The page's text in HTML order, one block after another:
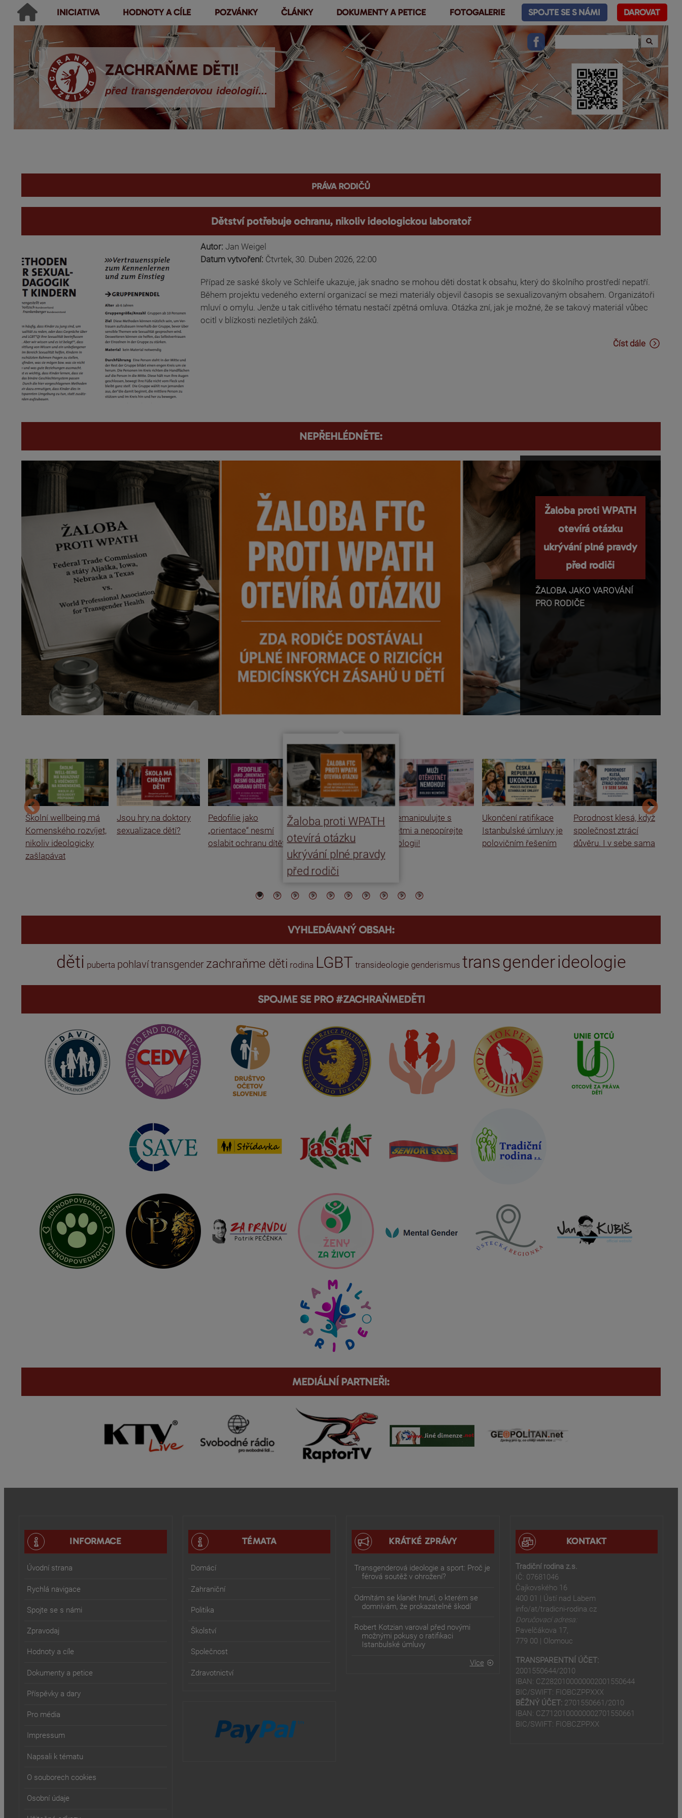
Přejít k
hlavnímu
obsahu
ZACHRAŇME DĚTI!
před transgenderovou ideologií...
Ikonky sociálních sítí
Vyhledávání
Hledat
Main menu
INICIATIVA HODNOTY A CÍLE POZVÁNKY ČLÁNKY DOKUMENTY A PETICE FOTOGALERIE SPOJTE SE S NÁMI DAROVAT
práva rodičů
Dětství potřebuje ochranu, nikoliv ideologickou laboratoř
Autor: Jan Weigel
Datum vytvoření: Čtvrtek, 30. Duben 2026, 22:00
Případ ze saské školy ve Schleife ukazuje, jak snadno se mohou děti dostat k obsahu, který do školního prostředí nepatří.
Během projektu vedeného externí organizací se mezi materiály objevil časopis se sexualizovaným obsahem. Organizátoři
mluví o omylu. Jenže u tak citlivého tématu nestačí zpětná omluva. Otázka zní, jak je možné, že se takový materiál vůbec
ocitl v blízkosti nezletilých žáků.
Číst dále
NEPŘEHLÉDNĚTE:
Žaloba proti WPATH
otevírá otázku
ukrývání plné pravdy
před rodiči
ŽALOBA JAKO VAROVÁNÍ
PRO RODIČE
Nemanipulujte s
dětmi a nepopírejte
biologii!
Příběhy o těhotenství,
transgender identitě,
otevřeném vztahu a
školních diskusí a rozhovorů
mezi dětmi
Školní wellbeing má
Komenského rozvíjet,
nikoliv ideologicky
zašlapávat
Jsou hry na doktory
sexualizace dětí?
Pedofilie jako
„orientace“ nesmí
oslabit ochranu dítěte
Žaloba proti WPATH
otevírá otázku
ukrývání plné pravdy
před rodiči
Nemanipulujte s
dětmi a nepopírejte
biologii!
Ukončení ratifikace
Istanbulské úmluvy je
polovičním řešením
Porodnost klesá, když
společnost ztrácí
důvěru. I v sebe sama
VYHLEDÁVANÝ OBSAH:
děti puberta pohlavítransgender zachraňme děti rodina LGBT transideologie genderismus transgenderideologie
SPOJME SE PRO #ZACHRAŇMEDĚTI
MEDIÁLNÍ PARTNEŘI:
INFORMACE
Úvodní strana
Rychlá navigace
Spojte se s námi
Zpravodaj
Hodnoty a cíle
Dokumenty a petice
Příspěvky a dary
Pro média
Impressum
Napsali k tématu
O souborech cookies
Osobní údaje
TÉMATA
Domácí
Zahraniční
Politika
Školství
Společnost
Zdravotnictví
KRÁTKÉ ZPRÁVY
Transgenderová ideologie a sport: Proč je
férová soutěž v ohrožení?
Odmítám se klanět hnutí, o kterém se
domnívám, že prokazatelně škodí
Robert Kotzian varoval před novými
možnými pokusy o ratifikaci
Istanbulské úmluvy
Více
KONTAKT
Tradiční rodina z.s.
IČ: 07681046
Čajkovského 16
400 01 | Ústí nad Labem
info/at/tradicni-rodina.cz
Doručovací adresa:
Pavelčákova 17,
779 00 | Olomouc
TRANSPARENTNÍ ÚČET:
2001550644/2010
IBAN: CZ2820100000002001550644
BIC/SWIFT: FIOBCZPPXXX
BĚŽNÝ ÚČET:2701550661/2010
IBAN: CZ7120100000002701550661
BIC/SWIFT: FIOBCZPPXX